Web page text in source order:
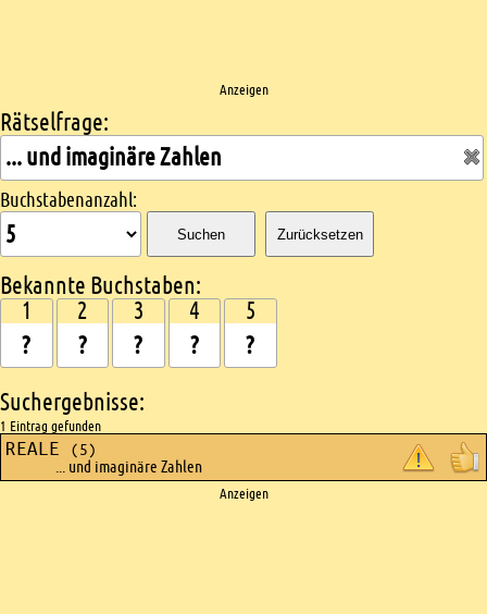
Anzeigen
Kreuzworträtsel suchen
Rätselfrage:
Buchstabenanzahl:
Suchen Zurücksetzen
Bekannte Buchstaben:
1 2 3 4 5
Suchergebnisse:
1 Eintrag gefunden
REALE (5)
... und imaginäre Zahlen
Anzeigen